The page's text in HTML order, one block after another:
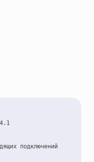
подключений